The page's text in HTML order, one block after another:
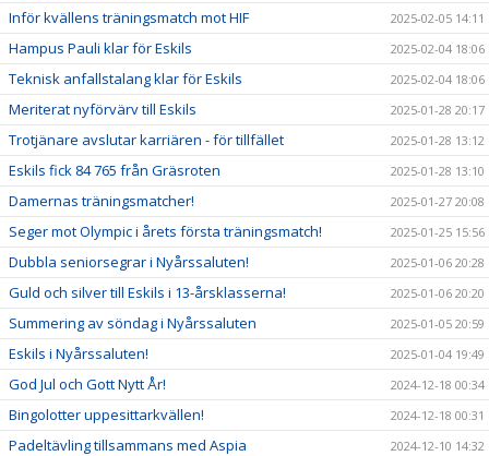
Inför kvällens träningsmatch mot HIF 2025-02-05 14:11
Hampus Pauli klar för Eskils 2025-02-04 18:06
Teknisk anfallstalang klar för Eskils 2025-02-04 18:06
Meriterat nyförvärv till Eskils 2025-01-28 20:17
Trotjänare avslutar karriären - för tillfället 2025-01-28 13:12
Eskils fick 84 765 från Gräsroten 2025-01-28 13:10
Damernas träningsmatcher! 2025-01-27 20:08
Seger mot Olympic i årets första träningsmatch! 2025-01-25 15:56
Dubbla seniorsegrar i Nyårssaluten! 2025-01-06 20:28
Guld och silver till Eskils i 13-årsklasserna! 2025-01-06 20:20
Summering av söndag i Nyårssaluten 2025-01-05 20:59
Eskils i Nyårssaluten! 2025-01-04 19:49
God Jul och Gott Nytt År! 2024-12-18 00:34
Bingolotter uppesittarkvällen! 2024-12-18 00:31
Padeltävling tillsammans med Aspia 2024-12-10 14:32